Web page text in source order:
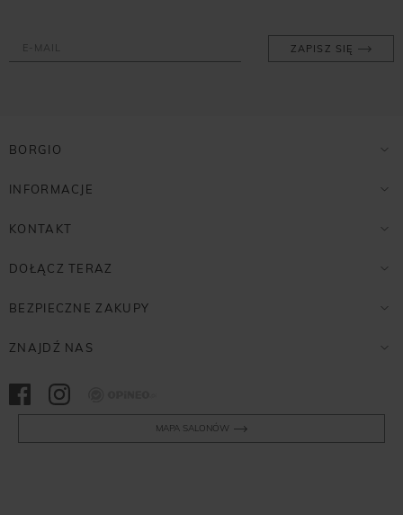
ZAPISZ SIĘ
BORGIO
INFORMACJE
KONTAKT
DOŁĄCZ TERAZ
BEZPIECZNE ZAKUPY
ZNAJDŹ NAS
MAPA SALONÓW